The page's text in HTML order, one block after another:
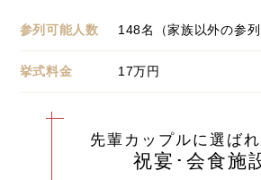
参列可能人数 148名（家族以外の参列
挙式料金 17万円
先輩カップルに選ば
祝宴･会食施